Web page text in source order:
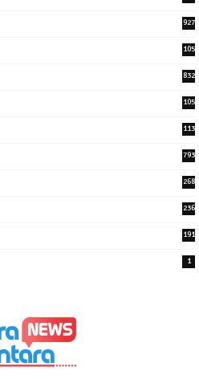
927
105
832
105
113
793
268
236
191
1